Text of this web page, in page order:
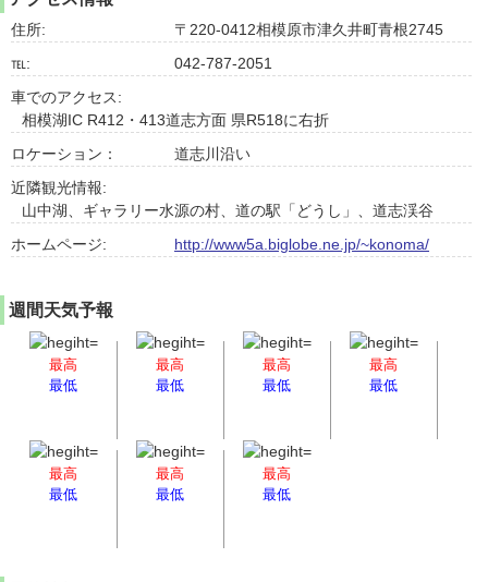
住所:
〒220-0412相模原市津久井町青根2745
℡:
042-787-2051
車でのアクセス:
相模湖IC R412・413道志方面 県R518に右折
ロケーション：
道志川沿い
近隣観光情報:
山中湖、ギャラリー水源の村、道の駅「どうし」、道志渓谷
ホームページ:
http://www5a.biglobe.ne.jp/~konoma/
週間天気予報
最高
最低
最高
最低
最高
最低
最高
最低
最高
最低
最高
最低
最高
最低